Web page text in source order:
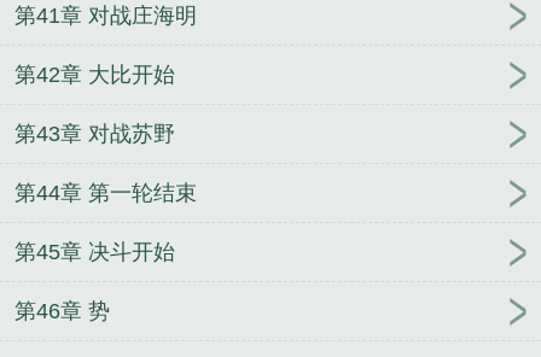
第41章 对战庄海明
第42章 大比开始
第43章 对战苏野
第44章 第一轮结束
第45章 决斗开始
第46章 势